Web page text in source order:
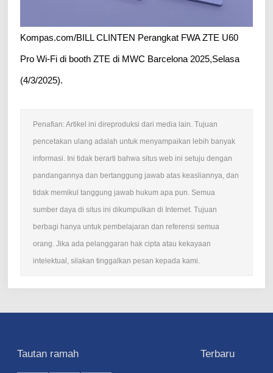
Kompas.com/BILL CLINTEN Perangkat FWA ZTE U60
Pro Wi-Fi di booth ZTE di MWC Barcelona 2025,Selasa
(4/3/2025).
Penafian: Artikel ini direproduksi dari media lain. Tujuan
pencetakan ulang adalah untuk menyampaikan lebih banyak
informasi. Ini tidak berarti bahwa situs web ini setuju dengan
pandangannya dan bertanggung jawab atas keasliannya, dan
tidak memikul tanggung jawab hukum apa pun. Semua
sumber daya di situs ini dikumpulkan di Internet. Tujuan
berbagi hanya untuk pembelajaran dan referensi semua
orang. Jika ada pelanggaran hak cipta atau kekayaan
intelektual, silakan tinggalkan pesan kepada kami.
Tautan ramah Terbaru